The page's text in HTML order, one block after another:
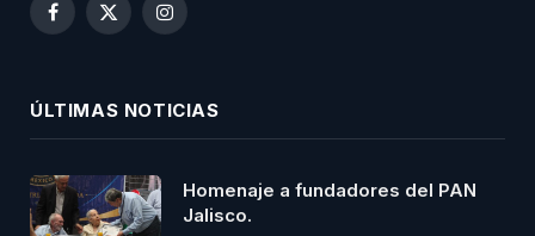
Facebook
X
Instagram
ÚLTIMAS NOTICIAS
Homenaje a fundadores del PAN
Jalisco.